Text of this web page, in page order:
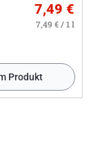
7,49 €
7,49 € / 1 l
Produkt